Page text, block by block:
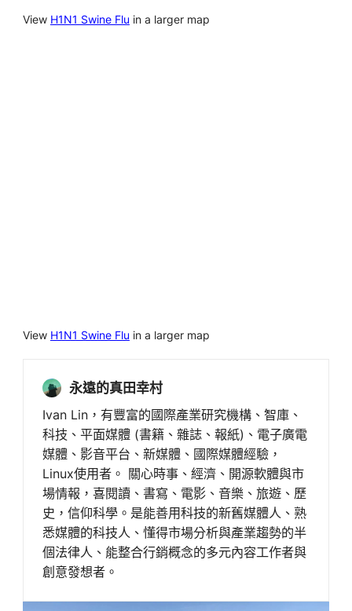
View H1N1 Swine Flu in a larger map
View H1N1 Swine Flu in a larger map
永遠的真田幸村
Ivan Lin，有豐富的國際產業研究機構、智庫、
科技、平面媒體 (書籍、雜誌、報紙)、電子廣電
媒體、影音平台、新媒體、國際媒體經驗，
Linux使用者。 關心時事、經濟、開源軟體與市
場情報，喜閱讀、書寫、電影、音樂、旅遊、歷
史，信仰科學。是能善用科技的新舊媒體人、熟
悉媒體的科技人、懂得市場分析與產業趨勢的半
個法律人、能整合行銷概念的多元內容工作者與
創意發想者。